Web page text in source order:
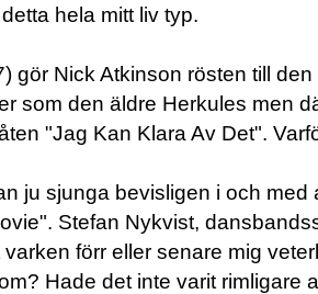
hela mitt liv typ.
gör Nick Atkinson rösten till
som den äldre Herkules men
"Jag Kan Klara Av Det".
ju sjunga bevisligen i och med
Stefan Nykvist,
förr eller senare mig
Hade det inte varit rimligare